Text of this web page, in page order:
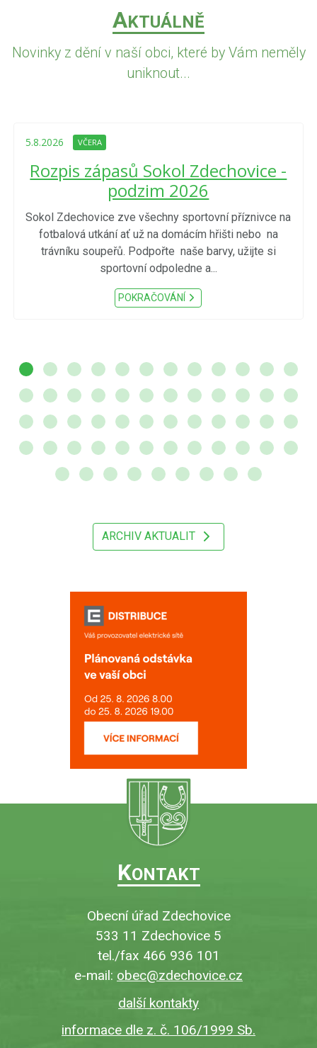
AKTUÁLNĚ
Novinky z dění v naší obci, které by Vám neměly
uniknout...
5.8.2026 VČERA
Rozpis zápasů Sokol Zdechovice -
podzim 2026
Sokol Zdechovice zve všechny sportovní příznivce na
fotbalová utkání ať už na domácím hřišti nebo na
trávníku soupeřů. Podpořte naše barvy, užijte si
sportovní odpoledne a...
POKRAČOVÁNÍ
ARCHIV AKTUALIT
KONTAKT
Obecní úřad Zdechovice
533 11 Zdechovice 5
tel./fax 466 936 101
e-mail: obec@zdechovice.cz
další kontakty
informace dle z. č. 106/1999 Sb.